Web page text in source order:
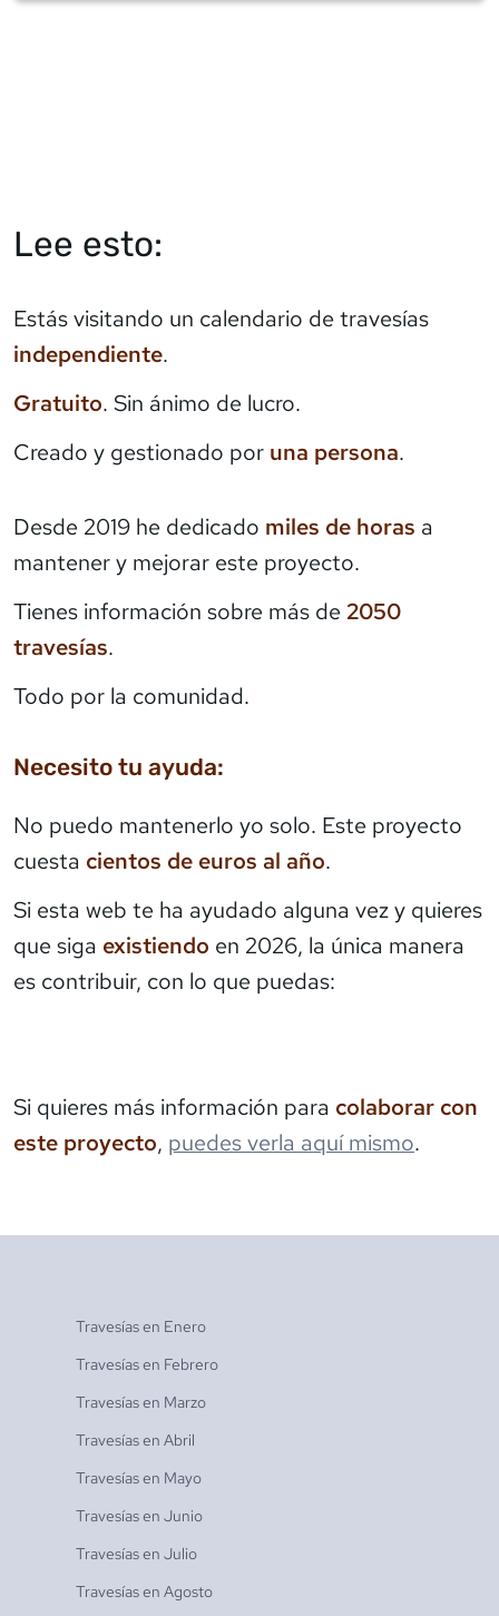
Lee esto:
Estás visitando un calendario de travesías
independiente.
Gratuito. Sin ánimo de lucro.
Creado y gestionado por una persona.
Desde 2019 he dedicado miles de horas a
mantener y mejorar este proyecto.
Tienes información sobre más de 2050
travesías.
Todo por la comunidad.
Necesito tu ayuda:
No puedo mantenerlo yo solo. Este proyecto
cuesta cientos de euros al año.
Si esta web te ha ayudado alguna vez y quieres
que siga existiendo en 2026, la única manera
es contribuir, con lo que puedas:
Si quieres más información para colaborar con
este proyecto, puedes verla aquí mismo.
Travesías en Enero
Travesías en Febrero
Travesías en Marzo
Travesías en Abril
Travesías en Mayo
Travesías en Junio
Travesías en Julio
Travesías en Agosto